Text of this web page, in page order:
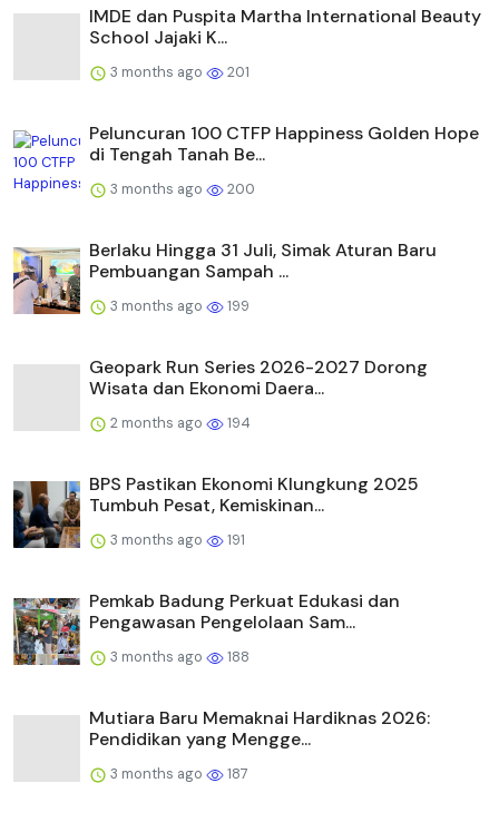
IMDE dan Puspita Martha International Beauty
School Jajaki K...
3 months ago 201
Peluncuran 100 CTFP Happiness Golden Hope
di Tengah Tanah Be...
3 months ago 200
Berlaku Hingga 31 Juli, Simak Aturan Baru
Pembuangan Sampah ...
3 months ago 199
Geopark Run Series 2026-2027 Dorong
Wisata dan Ekonomi Daera...
2 months ago 194
BPS Pastikan Ekonomi Klungkung 2025
Tumbuh Pesat, Kemiskinan...
3 months ago 191
Pemkab Badung Perkuat Edukasi dan
Pengawasan Pengelolaan Sam...
3 months ago 188
Mutiara Baru Memaknai Hardiknas 2026:
Pendidikan yang Mengge...
3 months ago 187